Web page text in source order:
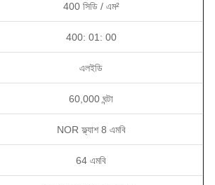
400 সিডি / এম²
400: 01: 00
এলইডি
60,000 ঘন্টা
NOR ফ্ল্যাশ 8 এমবি
64 এমবি